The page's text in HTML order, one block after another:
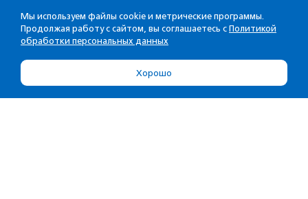
Мы используем файлы cookie и метрические программы.
Продолжая работу с сайтом, вы соглашаетесь с Политикой
обработки персональных данных
Хорошо